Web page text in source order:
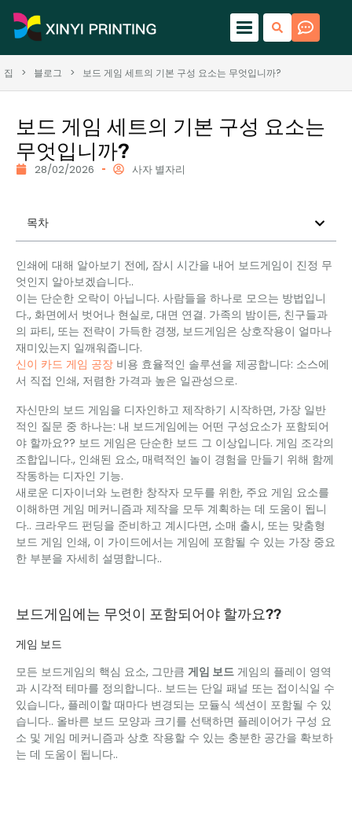
집 > 블로그 > 보드 게임 세트의 기본 구성 요소는 무엇입니까?
보드 게임 세트의 기본 구성 요소는
무엇입니까?
28/02/2026 사자 별자리
목차
인쇄에 대해 알아보기 전에, 잠시 시간을 내어 보드게임이 진정 무
엇인지 알아보겠습니다..
이는 단순한 오락이 아닙니다. 사람들을 하나로 모으는 방법입니
다., 화면에서 벗어나 현실로, 대면 연결. 가족의 밤이든, 친구들과
의 파티, 또는 전략이 가득한 경쟁, 보드게임은 상호작용이 얼마나
재미있는지 일깨워줍니다.
신이 카드 게임 공장 비용 효율적인 솔루션을 제공합니다: 소스에
서 직접 인쇄, 저렴한 가격과 높은 일관성으로.
자신만의 보드 게임을 디자인하고 제작하기 시작하면, 가장 일반
적인 질문 중 하나는: 내 보드게임에는 어떤 구성요소가 포함되어
야 할까요?? 보드 게임은 단순한 보드 그 이상입니다. 게임 조각의
조합입니다., 인쇄된 요소, 매력적인 놀이 경험을 만들기 위해 함께
작동하는 디자인 기능.
새로운 디자이너와 노련한 창작자 모두를 위한, 주요 게임 요소를
이해하면 게임 메커니즘과 제작을 모두 계획하는 데 도움이 됩니
다.. 크라우드 펀딩을 준비하고 계시다면, 소매 출시, 또는 맞춤형
보드 게임 인쇄, 이 가이드에서는 게임에 포함될 수 있는 가장 중요
한 부분을 자세히 설명합니다..
보드게임에는 무엇이 포함되어야 할까요??
게임 보드
모든 보드게임의 핵심 요소, 그만큼 게임 보드 게임의 플레이 영역
과 시각적 테마를 정의합니다.. 보드는 단일 패널 또는 접이식일 수
있습니다., 플레이할 때마다 변경되는 모듈식 섹션이 포함될 수 있
습니다.. 올바른 보드 모양과 크기를 선택하면 플레이어가 구성 요
소 및 게임 메커니즘과 상호 작용할 수 있는 충분한 공간을 확보하
는 데 도움이 됩니다..